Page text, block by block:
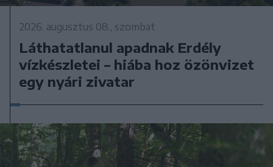
2026. augusztus 08., szombat
Láthatatlanul apadnak Erdély
vízkészletei – hiába hoz özönvizet
egy nyári zivatar